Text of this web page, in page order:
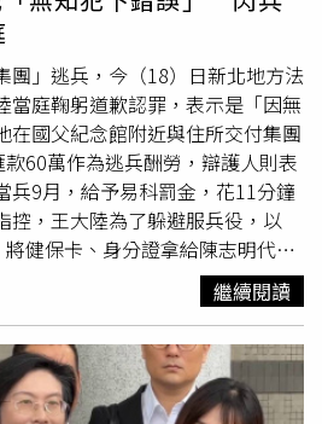
庭結束以後，死者家屬的辯護律
示，目前家屬從起訴後到現在都
法院這邊還是會協助安排調解程
性司法程序，讓家屬接受道歉，給
被告是否能提出道歉的誠意。
團」逃兵，今（18）日新北地方法
當庭鞠躬道歉認罪，表示是「因無
在國父紀念館附近與住所交付集團
60萬作為逃兵酬勞，辯護人則表
兵9月，給予易科罰金，花11分鐘
控，王大陸為了躲避服兵役，以
健保卡、身分證拿給陳志明代辦
冒名頂替就醫，偽造高血壓病歷，
時間不易配合，加上陳志明因案入
戶籍地信義區戶政事務所與衛福部
組謊稱身分證與健保卡遺失辦理補
備程序庭上，王大陸起立鞠躬向法
繼續閱讀